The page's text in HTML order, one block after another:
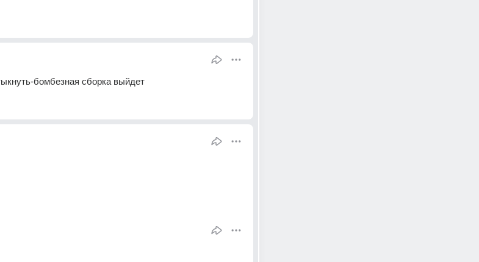
бомбезная сборка выйдет